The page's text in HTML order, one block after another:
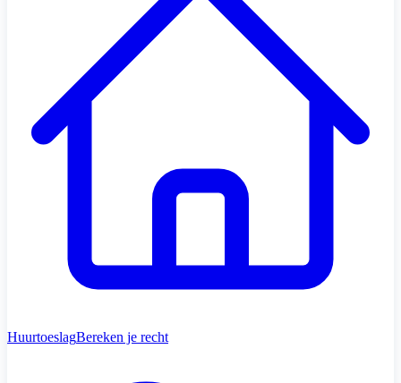
HuurtoeslagBereken je recht